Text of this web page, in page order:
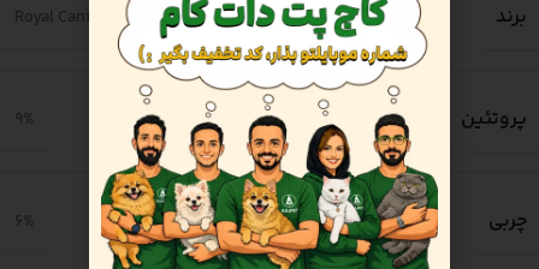
برند Royal Canin
پروتئین 9%
چربی 6%